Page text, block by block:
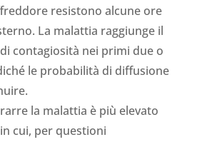
resistono alcune ore
La malattia raggiunge il
contagiosità nei primi due o
le probabilità di diffusione
la malattia è più elevato
cui, per questioni